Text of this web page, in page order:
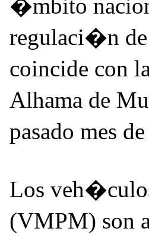
�mbito
regulaci�n de
coincide con
Alhama de
pasado mes
Los
(VMPM) son